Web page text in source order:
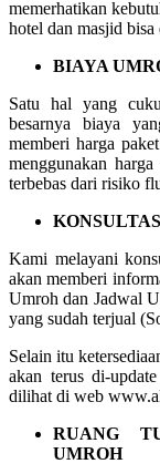
memerhatikan
hotel dan masjid
BIAYA
Satu hal yang
besarnya biaya
memberi harga
menggunakan
terbebas dari risiko
Kami melayani
akan memberi
Umroh dan Jadwal
yang sudah terjual
Selain itu
akan terus di-
dilihat di web
RUANG
UMROH